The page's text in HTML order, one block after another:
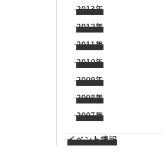
2013年
2012年
2011年
2010年
2009年
2008年
2007年
イベント情報